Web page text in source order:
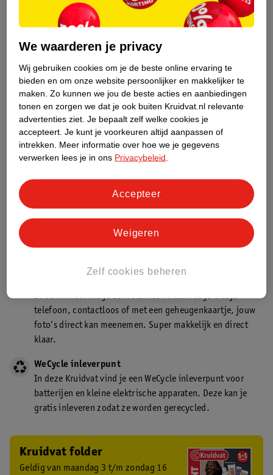
Kruidvat is een erkend specialist in
zelfzorg, ook online. Wat je
gezondheidsvraag ook is, stel hem aan
Stel je gezondheidsvraag
Ook in deze winkel
Kruidvat.nl ophaalpunt
Laat je bestelling snel en gemakkelijk bezorgen in de
Kruidvat is een gecertificeerd drogist. Dit betekent dat je
In de winkel vind je een fotokiosk waarmee je met je
telefoon, contactloos of met een geheugenkaartje, jouw
foto’s direct kan meenemen. Super makkelijk en direct
klaar.
WeCycle inleverpunt
In deze Kruidvat vind je een WeCycle inleverpunt voor
batterijen en kleine elektrische apparaten. Deze kan je
gratis inleveren zodat ze worden gerecycled.
Kruidvat folder
Geldig van maandag 3 t/m zondag 16
We waarderen je privacy
Wij gebruiken cookies om je de beste online ervaring te
bieden en om onze website persoonlijker en makkelijker te
maken. Zo kunnen we jou de beste acties en aanbiedingen
tonen en zorgen we dat je ook buiten Kruidvat.nl relevante
advertenties ziet. Je bepaalt zelf welke cookies je
accepteert. Je kunt je voorkeuren altijd aanpassen of
intrekken.
Meer informatie over hoe we je gegevens
verwerken lees je in ons Privacybeleid
Zelf cookies beheren
Weigeren
Accepteer